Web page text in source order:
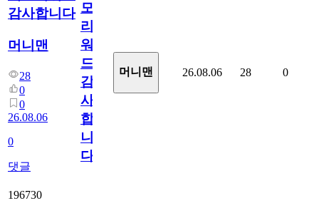
감사합니다
머니맨
28
0
0
26.08.06
0
댓글
모
리
워
드
감
사
합
니
다
머니맨 26.08.06 28 0
196730